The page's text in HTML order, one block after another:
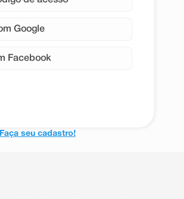
Google
Facebook